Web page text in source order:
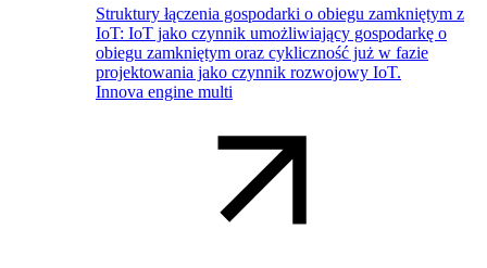
Struktury łączenia gospodarki o obiegu zamkniętym z
IoT: IoT jako czynnik umożliwiający gospodarkę o
obiegu zamkniętym oraz cykliczność już w fazie
projektowania jako czynnik rozwojowy IoT.
Innova engine multi